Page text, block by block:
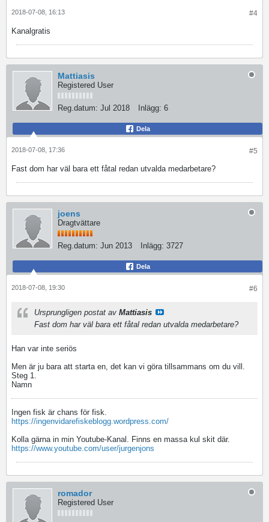
#4
2018-07-08, 16:13
Kanalgratis
Mattiasis
Registered User
Reg.datum: Jul 2018 Inlägg: 6
Dela
#5
2018-07-08, 17:36
Fast dom har väl bara ett fåtal redan utvalda medarbetare?
joens
Dragtvättare
Reg.datum: Jun 2013 Inlägg: 3727
Dela
#6
2018-07-08, 19:30
Ursprungligen postat av Mattiasis
Fast dom har väl bara ett fåtal redan utvalda medarbetare?
Han var inte seriös
Men är ju bara att starta en, det kan vi göra tillsammans om du vill.
Steg 1.
Namn
Ingen fisk är chans för fisk.
https://ingenvidarefiskeblogg.wordpress.com/
Kolla gärna in min Youtube-Kanal. Finns en massa kul skit där.
https://www.youtube.com/user/jurgenjons
romador
Registered User